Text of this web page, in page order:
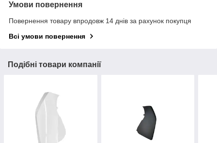
Умови повернення
Повернення товару впродовж 14 днів за рахунок покупця
Всі умови повернення
Подібні товари компанії